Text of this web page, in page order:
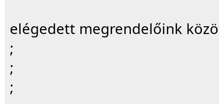
elégedett megrendelőink
;
;
;